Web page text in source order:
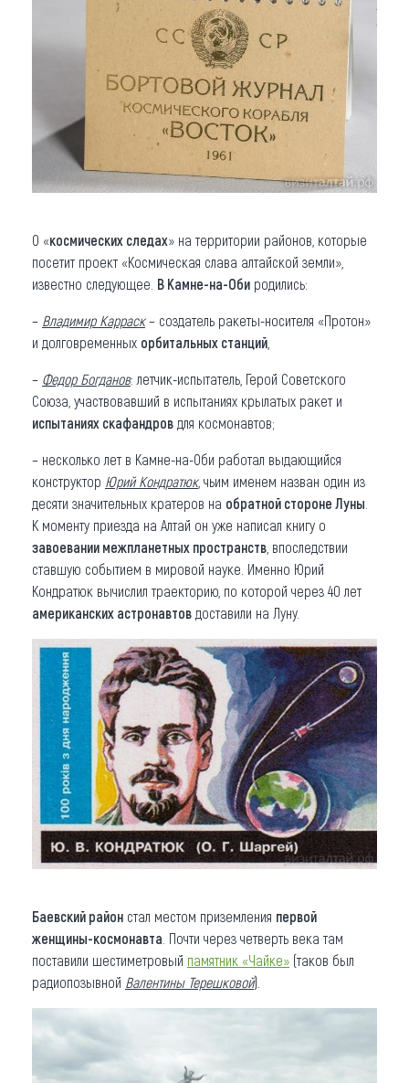
О «космических следах» на территории районов, которые
посетит проект «Космическая слава алтайской земли»,
известно следующее. В Камне-на-Оби родились:
– Владимир Карраск– создатель ракеты-носителя «Протон»
и долговременных орбитальных станций
– Федор Богданов: летчик-испытатель, Герой Советского
Союза, участвовавший в испытаниях крылатых ракет и
испытаниях скафандров для космонавтов;
– несколько лет в Камне-на-Оби работал выдающийся
конструктор Юрий Кондратюк, чьим именем назван один из
десяти значительных кратеров на обратной стороне Луны
К моменту приезда на Алтай он уже написал книгу о
завоевании межпланетных пространств , впоследствии
ставшую событием в мировой науке. Именно Юрий
Кондратюк вычислил траекторию, по которой через 40 лет
американских астронавтов доставили на Луну.
Баевский район стал местом приземления первой
женщины-космонавта . Почти через четверть века там
поставили шестиметровый памятник «Чайке» (таков был
радиопозывной Валентины Терешковой).